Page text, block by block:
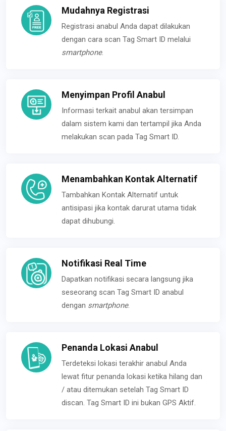
Mudahnya Registrasi
Registrasi anabul Anda dapat dilakukan
dengan cara scan Tag Smart ID melalui
smartphone.
Menyimpan Profil Anabul
Informasi terkait anabul akan tersimpan
dalam sistem kami dan tertampil jika Anda
melakukan scan pada Tag Smart ID.
Menambahkan Kontak Alternatif
Tambahkan Kontak Alternatif untuk
antisipasi jika kontak darurat utama tidak
dapat dihubungi.
Notifikasi Real Time
Dapatkan notifikasi secara langsung jika
seseorang scan Tag Smart ID anabul
dengan smartphone.
Penanda Lokasi Anabul
Terdeteksi lokasi terakhir anabul Anda
lewat fitur penanda lokasi ketika hilang dan
/ atau ditemukan setelah Tag Smart ID
discan. Tag Smart ID ini bukan GPS Aktif.